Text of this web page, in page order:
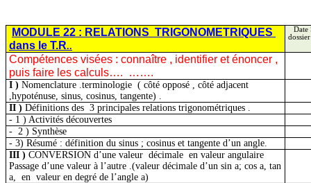
MODULE 22 : RELATIONS TRIGONOMETRIQUES
dans le T.R..
Date
dossier
Compétences visées : connaître , identifier et énoncer ,
puis faire les calculs….
…….
I ) Nomenclature .terminologie ( côté opposé , côté adjacent
,hypoténuse, sinus, cosinus, tangente) .
II ) Définitions des 3 principales relations trigonométriques .
- 1 ) Activités découvertes
- 2 ) Synthèse
- 3) Résumé : définition du sinus ; cosinus et tangente d’un angle.
III ) CONVERSION d’une valeur décimale en valeur angulaire
Passage d’une valeur à l’autre .(valeur décimale d’un sin a; cos a, tan
a, en valeur en degré de l’angle a)